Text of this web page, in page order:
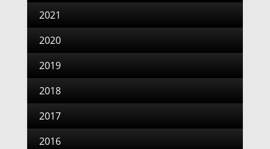
2021
2020
2019
2018
2017
2016